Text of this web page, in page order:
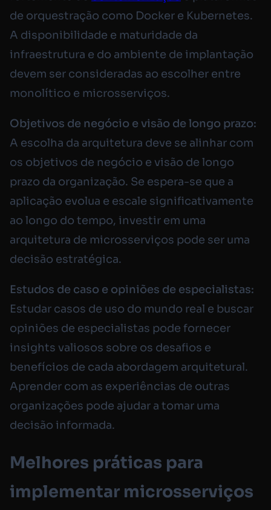
de orquestração como Docker e Kubernetes.
A disponibilidade e maturidade da
infraestrutura e do ambiente de implantação
devem ser consideradas ao escolher entre
monolítico e microsserviços.
Objetivos de negócio e visão de longo prazo:
A escolha da arquitetura deve se alinhar com
os objetivos de negócio e visão de longo
prazo da organização. Se espera-se que a
aplicação evolua e escale significativamente
ao longo do tempo, investir em uma
arquitetura de microsserviços pode ser uma
decisão estratégica.
Estudos de caso e opiniões de especialistas:
Estudar casos de uso do mundo real e buscar
opiniões de especialistas pode fornecer
insights valiosos sobre os desafios e
benefícios de cada abordagem arquitetural.
Aprender com as experiências de outras
organizações pode ajudar a tomar uma
decisão informada.
Melhores práticas para
implementar microsserviços